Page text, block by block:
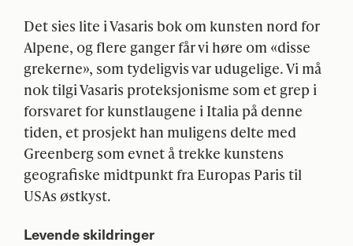
Det sies lite i Vasaris bok om kunsten nord for
Alpene, og flere ganger får vi høre om «disse
grekerne», som tydeligvis var udugelige. Vi må
nok tilgi Vasaris proteksjonisme som et grep i
forsvaret for kunstlaugene i Italia på denne
tiden, et prosjekt han muligens delte med
Greenberg som evnet å trekke kunstens
geografiske midtpunkt fra Europas Paris til
USAs østkyst.
Levende skildringer